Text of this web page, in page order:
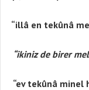
“illâ en tekûnâ
“ikiniz de birer
“ev tekûnâ minel